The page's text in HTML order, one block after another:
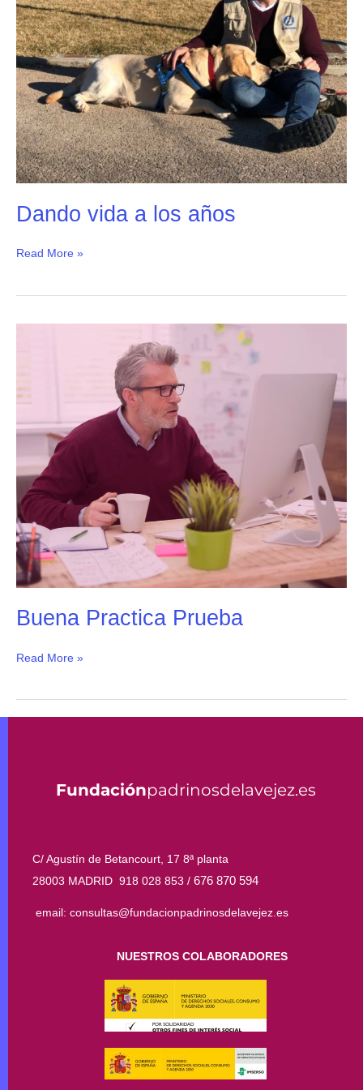
Dando vida a los años
Read More »
Buena Practica Prueba
Prueba
Read More »
Fundaciónpadrinosdelavejez.es
C/ Agustín de Betancourt, 17 8ª planta
28003 MADRID 918 028 853 / 676 870 594
email: consultas@fundacionpadrinosdelavejez.es
NUESTROS COLABORADORES